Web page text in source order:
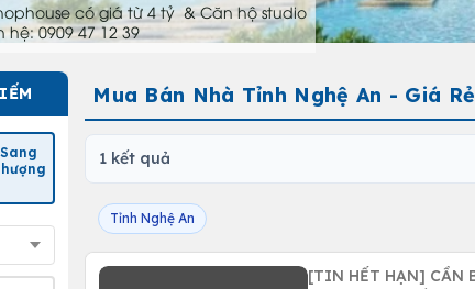
có giá từ 4 tỷ & Căn hộ studio
0909 47 12 39
Sang
Mua Bán Nhà Tỉnh Nghệ An - Giá
1 kết quả
Tỉnh Nghệ An
[TIN HẾT HẠN] CẦN